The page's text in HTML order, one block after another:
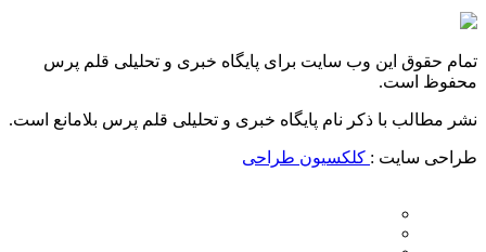
تمام حقوق این وب سایت برای پایگاه خبری و تحلیلی قلم پرس
محفوظ است.
نشر مطالب با ذکر نام پایگاه خبری و تحلیلی قلم پرس بلامانع است.
طراحی سایت : کلکسیون طراحی